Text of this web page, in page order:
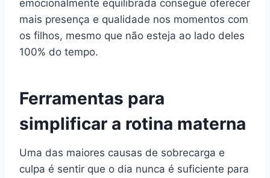
emocionalmente equilibrada consegue oferecer
mais presença e qualidade nos momentos com
os filhos, mesmo que não esteja ao lado deles
100% do tempo.
Ferramentas para
simplificar a rotina materna
Uma das maiores causas de sobrecarga e
culpa é sentir que o dia nunca é suficiente para